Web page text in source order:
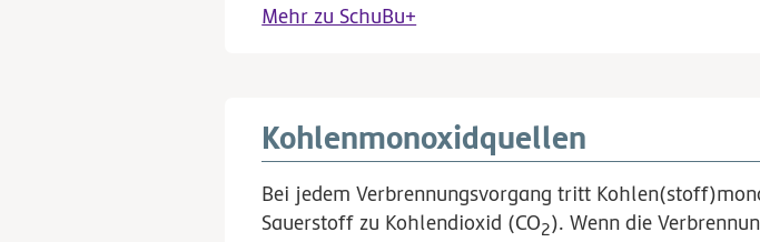
Mehr zu SchuBu+
Kohlenmonoxidquellen
Bei jedem Verbrennungsvorgang tritt
Sauerstoff zu Kohlendioxid (CO2). Wenn die